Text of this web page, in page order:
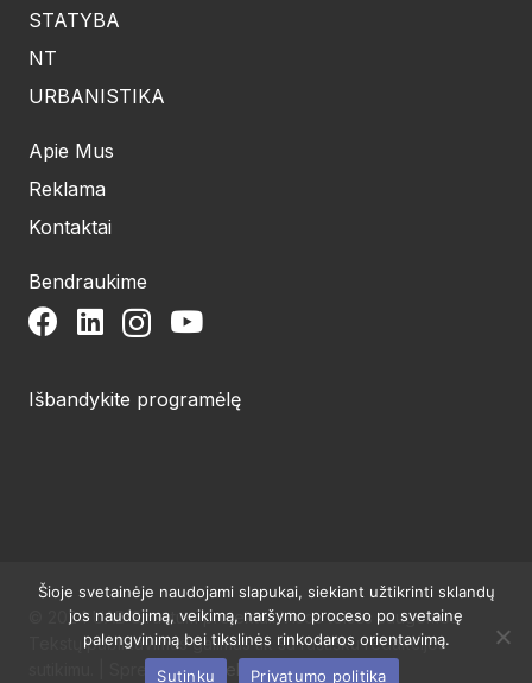
STATYBA
NT
URBANISTIKA
Apie Mus
Reklama
Kontaktai
Bendraukime
Išbandykite programėlę
© 2024 UAB Structum projektai. Visos teisės saugomos.
Tekstų publikavimas galimas tik su raštišku redakcijos
sutikimu. | Sprendimas:Websty
Šioje svetainėje naudojami slapukai, siekiant užtikrinti sklandų
jos naudojimą, veikimą, naršymo proceso po svetainę
palengvinimą bei tikslinės rinkodaros orientavimą.
Sutinku
Privatumo politika